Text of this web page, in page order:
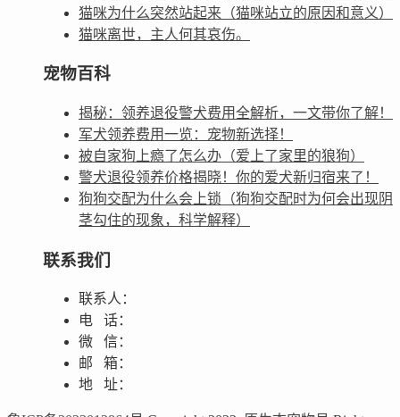
猫咪为什么突然站起来（猫咪站立的原因和意义）
猫咪离世，主人何其哀伤。
宠物百科
揭秘：领养退役警犬费用全解析，一文带你了解！
军犬领养费用一览：宠物新选择！
被自家狗上瘾了怎么办（爱上了家里的狼狗）
警犬退役领养价格揭晓！你的爱犬新归宿来了！
狗狗交配为什么会上锁（狗狗交配时为何会出现阴
茎勾住的现象，科学解释）
联系我们
联系人：
电 话：
微 信：
邮 箱：
地 址：